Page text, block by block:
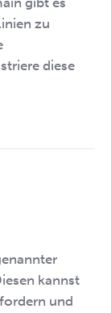
zu
diese
kannst
und